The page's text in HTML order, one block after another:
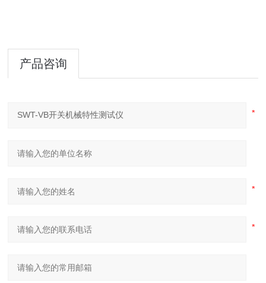
产品咨询